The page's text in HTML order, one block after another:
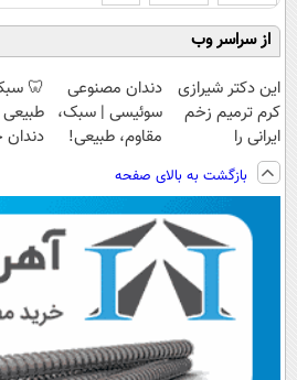
از سراسر وب
این دکتر شیرازی
کرم ترمیم زخم
ایرانی را
ساخت!!!
دندان مصنوعی
سوئیسی | سبک،
مقاوم، طبیعی!
رایگان+پرداخت
اقساطی😍
🦷
💳 📍
بازگشت به بالای صفحه